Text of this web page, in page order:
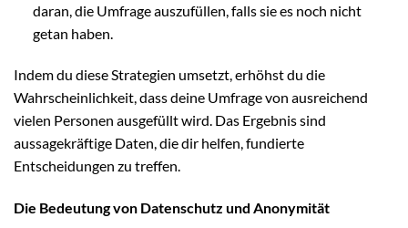
daran, die Umfrage auszufüllen, falls sie es noch nicht
getan haben.
Indem du diese Strategien umsetzt, erhöhst du die
Wahrscheinlichkeit, dass deine Umfrage von ausreichend
vielen Personen ausgefüllt wird. Das Ergebnis sind
aussagekräftige Daten, die dir helfen, fundierte
Entscheidungen zu treffen.
Die Bedeutung von Datenschutz und Anonymität